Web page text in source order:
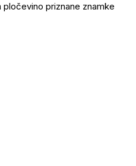
priznane znamke